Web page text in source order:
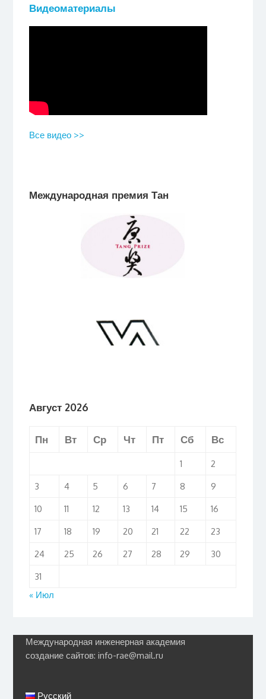
Видеоматериалы
Все видео >>
Международная премия Тан
Август 2026
Пн Вт Ср Чт Пт Сб Вс
1
2
3
4 5 6 7 8
9
10
11 12 13 14 15
16
17
18 19 20 21 22
23
24
25 26 27 28 29
30
31
« Июл
Международная инженерная академия
создание сайтов: info-rae@mail.ru
Русский